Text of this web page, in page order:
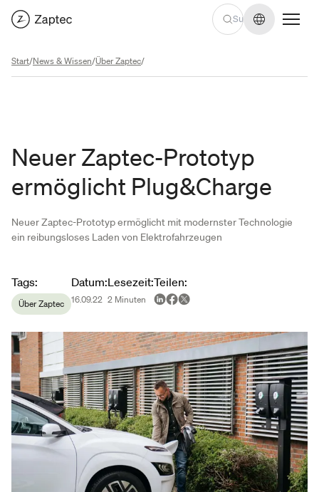
Sprache
Start/News & Wissen/Über Zaptec/
Neuer Zaptec-Prototyp
ermöglicht Plug&Charge
Neuer Zaptec-Prototyp ermöglicht mit modernster Technologie
ein reibungsloses Laden von Elektrofahrzeugen
Article metadata
Tags:
Über Zaptec
Datum:
16.09.22
Lesezeit:
2 Minuten
Teilen: